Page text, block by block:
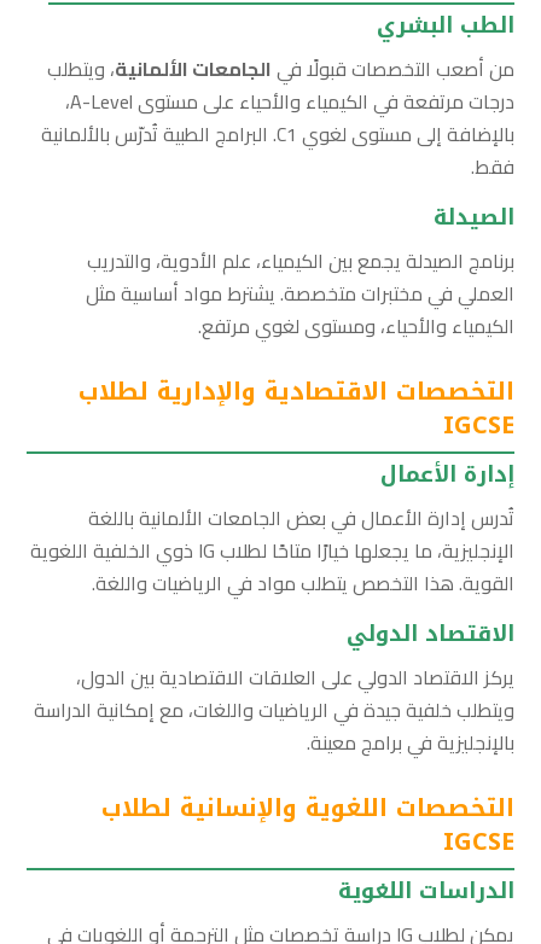
الطب البشري
من أصعب التخصصات قبولًا في الجامعات الألمانية، ويتطلب
درجات مرتفعة في الكيمياء والأحياء على مستوى A-Level،
بالإضافة إلى مستوى لغوي C1. البرامج الطبية تُدرّس بالألمانية
فقط.
الصيدلة
برنامج الصيدلة يجمع بين الكيمياء، علم الأدوية، والتدريب
العملي في مختبرات متخصصة. يشترط مواد أساسية مثل
الكيمياء والأحياء، ومستوى لغوي مرتفع.
التخصصات الاقتصادية والإدارية لطلاب
IGCSE
إدارة الأعمال
تُدرس إدارة الأعمال في بعض الجامعات الألمانية باللغة
الإنجليزية، ما يجعلها خيارًا متاحًا لطلاب IG ذوي الخلفية اللغوية
القوية. هذا التخصص يتطلب مواد في الرياضيات واللغة.
الاقتصاد الدولي
يركز الاقتصاد الدولي على العلاقات الاقتصادية بين الدول،
ويتطلب خلفية جيدة في الرياضيات واللغات، مع إمكانية الدراسة
بالإنجليزية في برامج معينة.
التخصصات اللغوية والإنسانية لطلاب
IGCSE
الدراسات اللغوية
يمكن لطلاب IG دراسة تخصصات مثل الترجمة أو اللغويات في